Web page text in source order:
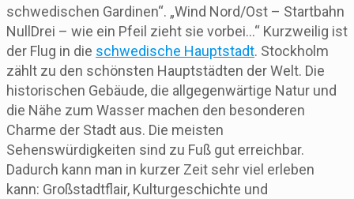
schwedischen Gardinen“. „Wind Nord/Ost – Startbahn
NullDrei – wie ein Pfeil zieht sie vorbei…“ Kurzweilig ist
der Flug in die schwedische Hauptstadt. Stockholm
zählt zu den schönsten Hauptstädten der Welt. Die
historischen Gebäude, die allgegenwärtige Natur und
die Nähe zum Wasser machen den besonderen
Charme der Stadt aus. Die meisten
Sehenswürdigkeiten sind zu Fuß gut erreichbar.
Dadurch kann man in kurzer Zeit sehr viel erleben
kann: Großstadtflair, Kulturgeschichte und